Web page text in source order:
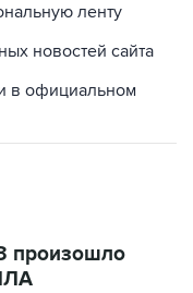
ленту
новостей сайта
в официальном
произошло